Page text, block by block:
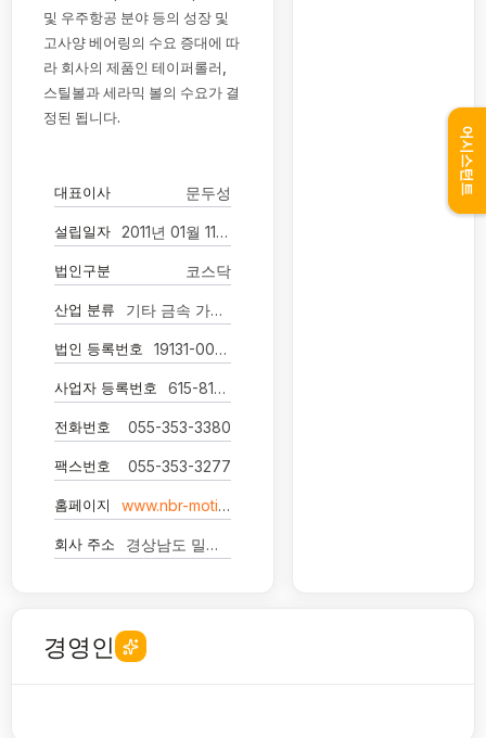
및 우주항공 분야 등의 성장 및
고사양 베어링의 수요 증대에 따
라 회사의 제품인 테이퍼롤러,
스틸볼과 세라믹 볼의 수요가 결
정된 됩니다.
대표이사 문두성
설립일자 2011년 01월 11일
법인구분 코스닥
산업 분류 기타 금속 가공제품 제조업
법인 등록번호 19131-0017692
사업자 등록번호 615-81-81731
전화번호 055-353-3380
팩스번호 055-353-3277
홈페이지 www.nbr-motion.com
회사 주소 경상남도 밀양시 부북면 사포산단1길 35
경영인
어시스턴트